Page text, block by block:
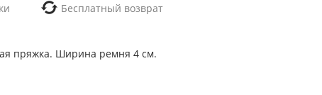
Бесплатный возврат
пряжка. Ширина ремня 4 см.